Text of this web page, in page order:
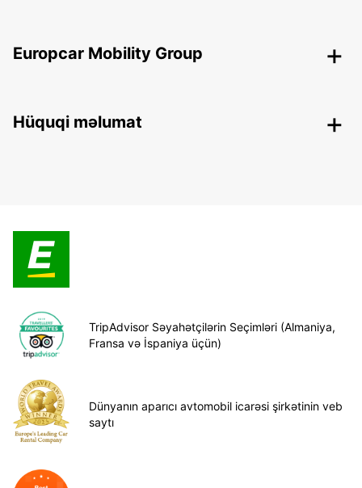
Europcar Mobility Group
Hüquqi məlumat
TripAdvisor Səyahətçilərin Seçimləri (Almaniya,
Fransa və İspaniya üçün)
Dünyanın aparıcı avtomobil icarəsi şirkətinin veb
saytı